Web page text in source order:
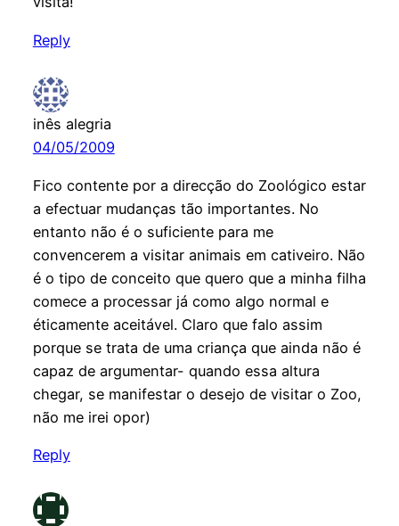
Reply
inês alegria
04/05/2009
Fico contente por a direcção do Zoológico estar
a efectuar mudanças tão importantes. No
entanto não é o suficiente para me
convencerem a visitar animais em cativeiro. Não
é o tipo de conceito que quero que a minha filha
comece a processar já como algo normal e
éticamente aceitável. Claro que falo assim
porque se trata de uma criança que ainda não é
capaz de argumentar- quando essa altura
chegar, se manifestar o desejo de visitar o Zoo,
não me irei opor)
Reply